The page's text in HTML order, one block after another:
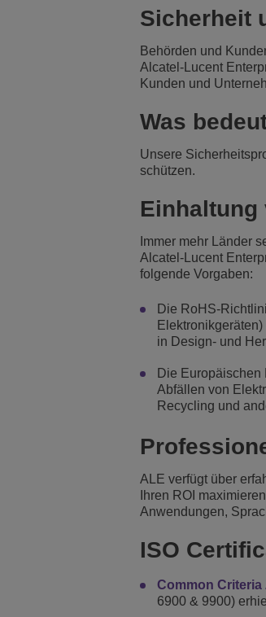
Sicherheit
Behörden und
Alcatel-Lucent
Kunden und
Was
Unsere
schützen.
Einhaltung
Immer mehr Länder
Alcatel-Lucent
folgende Vorgaben:
Die RoHS-
in Design- und
Die
Abfällen von
Recycling und
ALE verfügt über
Ihren ROI
Anwendungen,
ISO
Common
6900 & 9900)